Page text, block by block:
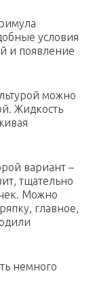
условия
и появление
можно
Жидкость
вариант –
тщательно
Можно
главное,
немного